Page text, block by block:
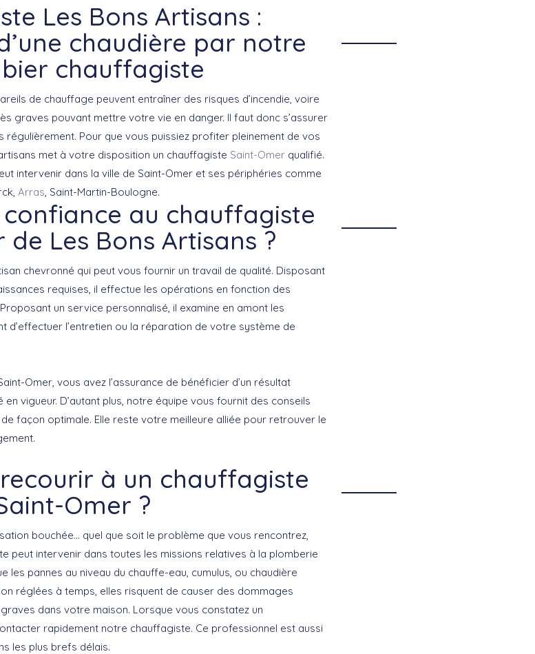
Les Bons Artisans :
chaudière par notre
chauffagiste
de chauffage peuvent entraîner des risques d’incendie, voire
graves pouvant mettre votre vie en danger. Il faut donc s’assurer
régulièrement. Pour que vous puissiez profiter pleinement de vos
met à votre disposition un chauffagiste Saint-Omer qualifié.
intervenir dans la ville de Saint-Omer et ses périphéries comme
Arras, Saint-Martin-Boulogne.
au chauffagiste
Les Bons Artisans ?
chevronné qui peut vous fournir un travail de qualité. Disposant
requises, il effectue les opérations en fonction des
un service personnalisé, il examine en amont les
d’effectuer l’entretien ou la réparation de votre système de
Omer, vous avez l’assurance de bénéficier d’un résultat
vigueur. D’autant plus, notre équipe vous fournit des conseils
façon optimale. Elle reste votre meilleure alliée pour retrouver le
à un chauffagiste
Omer ?
bouchée… quel que soit le problème que vous rencontrez,
peut intervenir dans toutes les missions relatives à la plomberie
les pannes au niveau du chauffe-eau, cumulus, ou chaudière
réglées à temps, elles risquent de causer des dommages
dans votre maison. Lorsque vous constatez un
rapidement notre chauffagiste. Ce professionnel est aussi
les plus brefs délais.